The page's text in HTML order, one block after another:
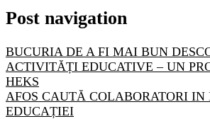
Post navigation
BUCURIA DE A FI MAI BUN
ACTIVITĂȚI EDUCATIVE – UN
HEKS
AFOS CAUTĂ COLABORATORI
EDUCAȚIEI